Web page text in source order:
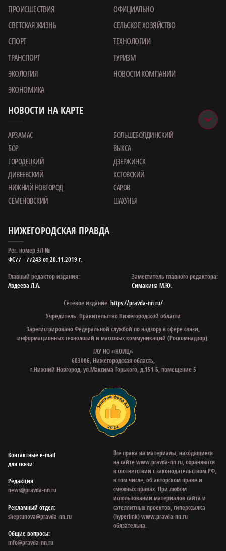
ПРОИСШЕСТВИЯ
ОФИЦИАЛЬНО
СВЕТСКАЯ ЖИЗНЬ
СЕЛЬСКОЕ ХОЗЯЙСТВО
СПОРТ
ТЕХНОЛОГИИ
ТРАНСПОРТ
ТУРИЗМ
ЭКОЛОГИЯ
НОВОСТИ КОМПАНИИ
ЭКОНОМИКА
НОВОСТИ НА КАРТЕ
АРЗАМАС
БОЛЬШЕБОЛДИНСКИЙ
БОР
ВЫКСА
ГОРОДЕЦКИЙ
ДЗЕРЖИНСК
ДИВЕЕВСКИЙ
КСТОВСКИЙ
НИЖНИЙ НОВГОРОД
САРОВ
СЕМЕНОВСКИЙ
ШАХУНЬЯ
НИЖЕГОРОДСКАЯ ПРАВДА
Рег. номер ЭЛ №
ФС77 – 77243 от 20.11.2019 г.
Главный редактор издания:
Авдеева Л.А.
Заместитель главного редактора:
Симакина М.Ю.
Сетевое издание:https://pravda-nn.ru/
Учредитель: Правительство Нижегородской области
Зарегистрировано Федеральной службой по надзору в сфере связи,
информационных технологий и массовых коммуникаций (Роскомнадзор).
ГАУ НО «НОИЦ»
603006, Нижегородская область,
г.Нижний Новгород, ул.Максима Горького, д.151 Б, помещение 5
Контактные e‑mail
для связи:
Редакция:
news@pravda-nn.ru
Рекламный отдел:
sheptunova@pravda-nn.ru
Общие вопросы:
info@pravda-nn.ru
Все права на материалы, находящиеся
на сайте www.pravda-nn.ru, охраняются
в соответствии с законодательством РФ,
в том числе, об авторском праве и
смежных правах. При любом
использовании материалов сайта и
сателлитных проектов, гиперссылка
(hyperlink) www.pravda-nn.ru
обязательна.